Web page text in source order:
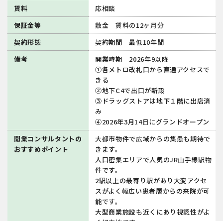
賃料
応相談
保証金等
敷金 賃料の12ヶ月分
契約形態
契約期間 最低10年間
備考
開業時期 2026年9以降
①各メトロ改札口から直通アクセスで
きる
②地下C4で出口が新設
③ドラッグストアは地下１階に出店済
み
④2026年3月14日にグランドオープン
開業コンサルタントの
おすすめポイント
大都市物件で広域からの集患も期待で
きます。
人口密集エリアで人気のJR山手線駅物
件です。
2駅以上の最寄り駅があり大変アクセ
スがよく幅広い患者層からの来院が可
能です。
大型商業施設も近くにあり視認性がよ